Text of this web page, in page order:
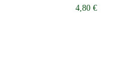
4,80 €